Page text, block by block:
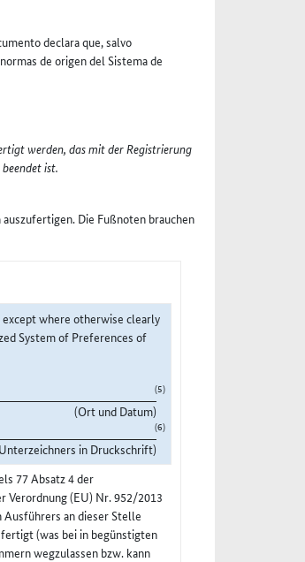
declara que, salvo
de origen del Sistema de
werden, das mit der Registrierung
ist.
Die Fußnoten brauchen
where otherwise clearly
System of Preferences of
(5)
(Ort und Datum)
(6)
in Druckschrift)
77 Absatz 4 der
Verordnung (EU) Nr. 952/2013
an dieser Stelle
(was bei in begünstigten
wegzulassen bzw. kann